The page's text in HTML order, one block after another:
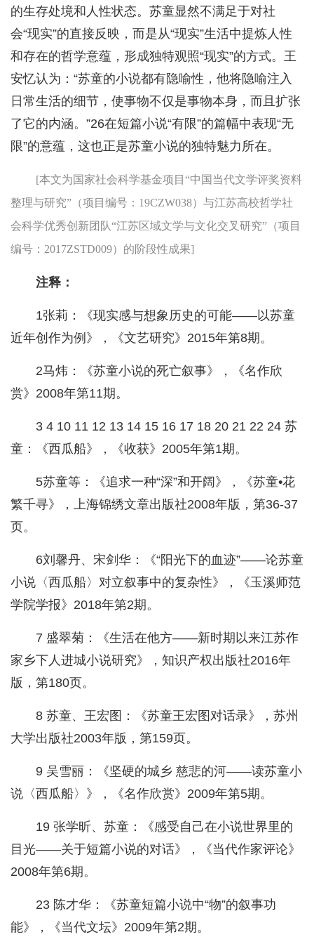
的生存处境和人性状态。苏童显然不满足于对社
会“现实”的直接反映，而是从“现实”生活中提炼人性
和存在的哲学意蕴，形成独特观照“现实”的方式。王
安忆认为：“苏童的小说都有隐喻性，他将隐喻注入
日常生活的细节，使事物不仅是事物本身，而且扩张
了它的内涵。”26在短篇小说“有限”的篇幅中表现“无
限”的意蕴，这也正是苏童小说的独特魅力所在。
[本文为国家社会科学基金项目“中国当代文学评奖资料
整理与研究”（项目编号：19CZW038）与江苏高校哲学社
会科学优秀创新团队“江苏区域文学与文化交叉研究”（项目
编号：2017ZSTD009）的阶段性成果]
注释：
1张莉：《现实感与想象历史的可能——以苏童
近年创作为例》，《文艺研究》2015年第8期。
2马炜：《苏童小说的死亡叙事》，《名作欣
赏》2008年第11期。
3 4 10 11 12 13 14 15 16 17 18 20 21 22 24 苏
童：《西瓜船》，《收获》2005年第1期。
5苏童等：《追求一种“深”和开阔》，《苏童•花
繁千寻》，上海锦绣文章出版社2008年版，第36-37
页。
6刘馨丹、宋剑华：《“阳光下的血迹”——论苏童
小说〈西瓜船〉对立叙事中的复杂性》，《玉溪师范
学院学报》2018年第2期。
7 盛翠菊：《生活在他方——新时期以来江苏作
家乡下人进城小说研究》，知识产权出版社2016年
版，第180页。
8 苏童、王宏图：《苏童王宏图对话录》，苏州
大学出版社2003年版，第159页。
9 吴雪丽：《坚硬的城乡 慈悲的河——读苏童小
说〈西瓜船〉》，《名作欣赏》2009年第5期。
19 张学昕、苏童：《感受自己在小说世界里的
目光——关于短篇小说的对话》，《当代作家评论》
2008年第6期。
23 陈才华：《苏童短篇小说中“物”的叙事功
能》，《当代文坛》2009年第2期。